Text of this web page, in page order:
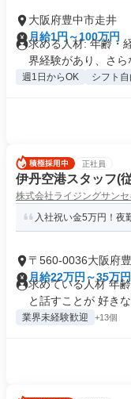
大阪府豊中市走井
月給1円～100万円
求める人材: 年齢・
界経験があり、さら
週1日からOK シフト自
正社員
伊丹空港スタッフ(
株式会社ライジングサン
入社祝い金5万円！夜
〒560-0036大阪府
月給22万円～35万円
求めている人材 年
と話すことが 好きな
業界未経験歓迎 +13個